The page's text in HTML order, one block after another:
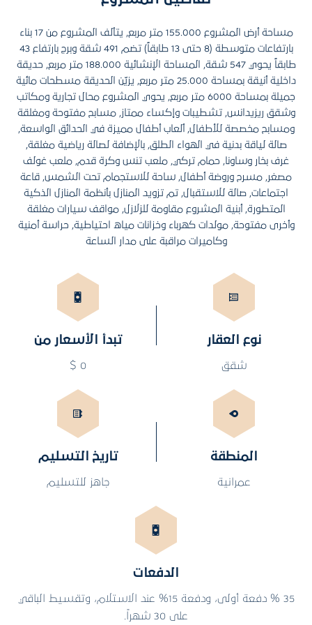
مساحة أرض المشروع 155.000 متر مربع, يتألف المشروع من 17 بناء
بارتفاعات متوسطة (8 حتى 13 طابقاً) تضم 491 شقة وبرج بارتفاع 43
طابقاً يحوي 547 شقة, المساحة الإنشائية 188.000 متر مربع, حديقة
داخلية أنيقة بمساحة 25.000 متر مربع, يزيّن الحديقة مسطحات مائية
جميلة بمساحة 6000 متر مربع, يحوي المشروع محال تجارية ومكاتب
وشقق ريزيدانس, تشطيبات وإكساء ممتاز, مسابح مفتوحة ومغلقة
ومسابح مخصصة للأطفال, ألعاب أطفال مميزة في الحدائق الواسعة,
صالة لياقة بدنية في الهواء الطلق, بالإضافة لصالة رياضية مغلقة,
غرف بخار وساونا, حمام تركي, ملعب تنس وكرة قدم, ملعب غولف
مصغر, مسرح وروضة أطفال, ساحة للاستجمام تحت الشمس, قاعة
اجتماعات, صالة للاستقبال, تم تزويد المنازل بأنظمة المنازل الذكية
المتطورة, أبنية المشروع مقاومة للزلازل, مواقف سيارات مغلقة
وأخرى مفتوحة, مولدات كهرباء وخزانات مياه احتياطية, حراسة أمنية
وكاميرات مراقبة على مدار الساعة
نوع العقار
شقق
تبدأ الأسعار من
0 $
المنطقة
عمرانية
تاريخ التسليم
جاهز للتسليم
الدفعات
35 % دفعة أولى، ودفعة 15% عند الاستلام، وتقسيط الباقي
على 30 شهراً.